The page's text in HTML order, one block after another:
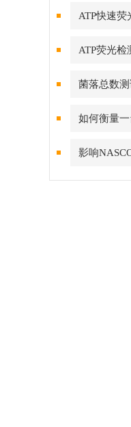
ATP快速
围越来越广
ATP荧光检
菌总数量化
菌落总数
如何衡量
能？小编告
影响
的因素有哪